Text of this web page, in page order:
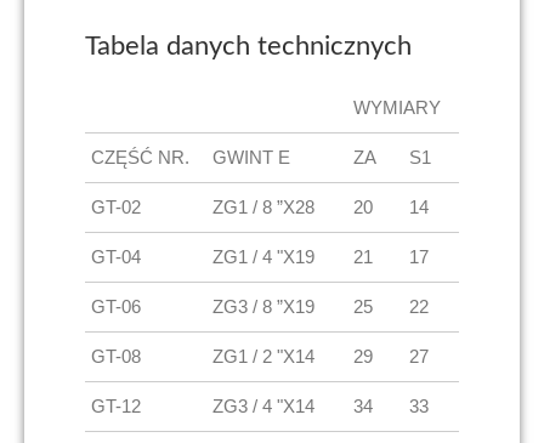
Tabela danych technicznych
WYMIARY
CZĘŚĆ NR. GWINT E ZA S1
GT-02 ZG1 / 8 ”X28 20 14
GT-04 ZG1 / 4 "X19 21 17
GT-06 ZG3 / 8 ”X19 25 22
GT-08 ZG1 / 2 "X14 29 27
GT-12 ZG3 / 4 "X14 34 33